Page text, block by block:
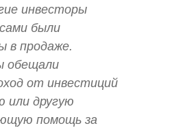
инвесторы
были
в продаже.
обещали
от инвестиций
или другую
помощь за